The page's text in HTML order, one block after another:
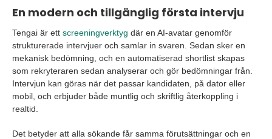
En modern och tillgänglig första intervju
Tengai är ett screeningverktyg där en AI-avatar genomför
strukturerade intervjuer och samlar in svaren. Sedan sker en
mekanisk bedömning, och en automatiserad shortlist skapas
som rekryteraren sedan analyserar och gör bedömningar från.
Intervjun kan göras när det passar kandidaten, på dator eller
mobil, och erbjuder både muntlig och skriftlig återkoppling i
realtid.
Det betyder att alla sökande får samma förutsättningar och en